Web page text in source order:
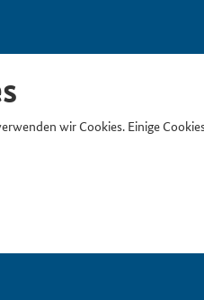
wir Cookies. Einige